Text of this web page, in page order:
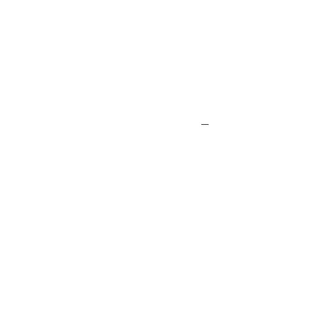
заведение в Новосибирске. Основанная в 1956
стала первым музыкальным высшим учебным
С 1957 года она носит имя Михаила Ивановича